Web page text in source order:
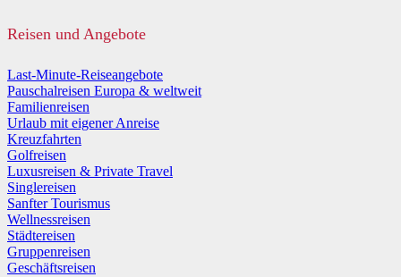
Reisen und Angebote
Last-Minute-Reiseangebote
Pauschalreisen Europa & weltweit
Familienreisen
Urlaub mit eigener Anreise
Kreuzfahrten
Golfreisen
Luxusreisen & Private Travel
Singlereisen
Sanfter Tourismus
Wellnessreisen
Städtereisen
Gruppenreisen
Geschäftsreisen